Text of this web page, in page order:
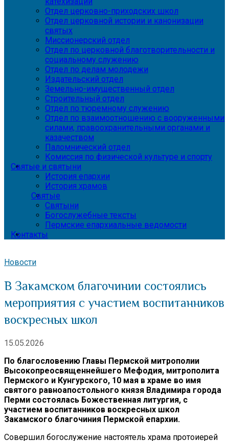
Отдел церковно-приходских школ
Отдел церковной истории и канонизации
святых
Миссионерский отдел
Отдел по церковной благотворительности и
социальному служению
Отдел по делам молодежи
Издательский отдел
Земельно-имущественный отдел
Строительный отдел
Отдел по тюремному служению
Отдел по взаимоотношению с вооруженными
силами, правоохранительными органами и
казачеством
Паломнический отдел
Комиссия по физической культуре и спорту
Святые и святыни
История епархии
История храмов
Святые
Святыни
Богослужебные тексты
Пермские епархиальные ведомости
Контакты
Новости
В Закамском благочинии состоялись
мероприятия с участием воспитанников
воскресных школ
15.05.2026
По благословению Главы Пермской митрополии
Высокопреосвященнейшего Мефодия, митрополита
Пермского и Кунгурского, 10 мая в храме во имя
святого равноапостольного князя Владимира города
Перми состоялась Божественная литургия, с
участием воспитанников воскресных школ
Закамского благочиния Пермской епархии.
Совершил богослужение настоятель храма протоиерей